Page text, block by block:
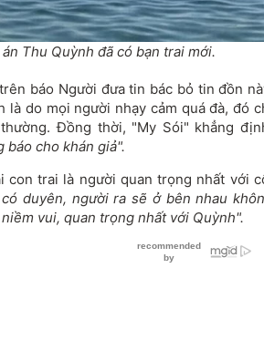
Thu Quỳnh đã có bạn trai mới.
báo Người đưa tin bác bỏ tin đồn
là do mọi người nhạy cảm quá đà, đó
Đồng thời, "My Sói" khẳng
báo cho khán giả".
con trai là người quan trọng nhất với
duyên, người ra sẽ ở bên nhau
vui, quan trọng nhất với Quỳnh".